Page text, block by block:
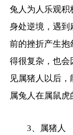
兔人为人乐观积
身处逆境，遇到
前的挫折产生抱
得很复杂，也会
见属猪人以后，
属兔人在属鼠虎
3、属猪人